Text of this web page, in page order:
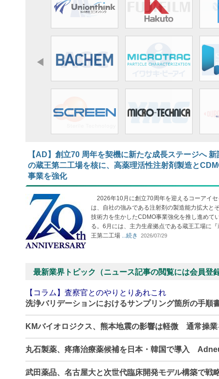
【AD】​​​​​​​創立70 周年を契機に新たな成長ステージへ 新
の蔵王第二工場を核に、高薬理活性注射剤製造と
事業を強化
2026年10月に創立70周年を迎えるコーアイセ
は、自社の強みである注射剤の製造能力拡大と
技術力を生かしたCDMO事業強化を推し進めて
る。6月には、主力生産拠点である蔵王工場に『
王第二工場 ...続き 2026/07/29
最新業界トピック（ニュース記事の閲覧には会員登
【コラム】査察官とのやりとりあれこれ
洗浄バリデーションにおけるサンプリング箇所の手順
KMバイオロジクス、熊本地震の影響は軽微 通常操
丸石製薬、疼痛治療薬候補を日本・韓国で導入
武田薬品、名古屋大と次世代臨床開発モデル構築で